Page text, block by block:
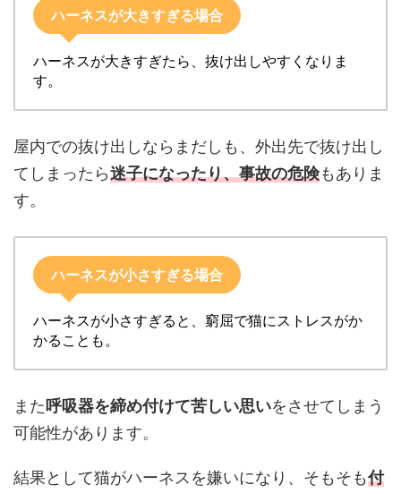
ハーネスが大きすぎる場合
ハーネスが大きすぎたら、抜け出しやすくなりま
す。
屋内での抜け出しならまだしも、外出先で抜け出し
てしまったら迷子になったり、事故の危険もありま
す。
ハーネスが小さすぎる場合
ハーネスが小さすぎると、窮屈で猫にストレスがか
かることも。
また呼吸器を締め付けて苦しい思いをさせてしまう
可能性があります。
結果として猫がハーネスを嫌いになり、そもそも付